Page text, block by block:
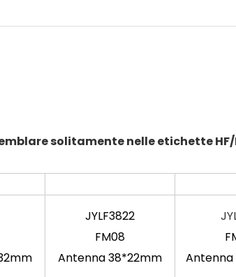
solitamente nelle etichette HF/
JYLF3822
FM08
Antenna 38*22mm